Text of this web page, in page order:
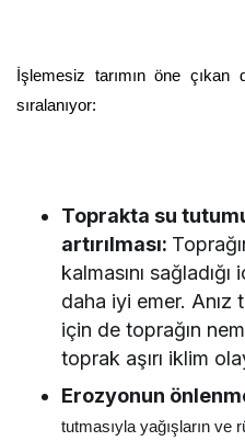
İşlemesiz tarımın öne çıkan
sıralanıyor:
Toprakta su
artırılması:
kalmasını
daha iyi emer. Anız
için de toprağın
toprak aşırı iklim
Erozyonun
tutmasıyla yağışların ve